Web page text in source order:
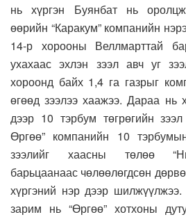
нь хүргэн Буянбат нь
өөрийн “Каракум” компанийн
14-р хорооны Веллмарттай
ухахаас эхлэн зээл авч уг
хороонд байх 1,4 га газрыг
өгөөд зээлээ хаажээ. Дараа нь
дээр 10 тэрбум төгрөгийн
Өргөө” компанийн 10
зээлийг хаасны төлөө
барьцаанаас чөлөөлөгдсөн
хүргэний нэр дээр
зарим нь “Өргөө” хотхоны